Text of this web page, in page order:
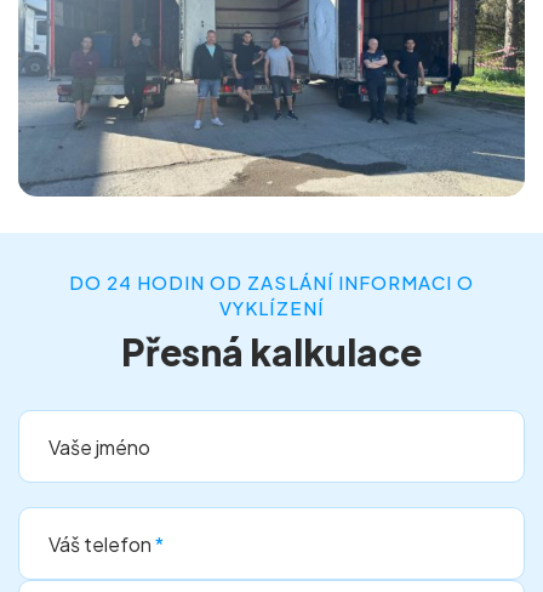
DO 24 HODIN OD ZASLÁNÍ INFORMACI O
VYKLÍZENÍ
Přesná kalkulace
Vaše jméno
Váš telefon*